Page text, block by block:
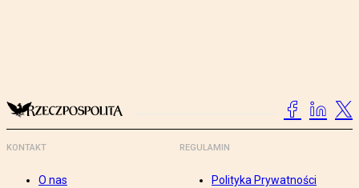
KONTAKT
O nas
REGULAMIN
Polityka Prywatności